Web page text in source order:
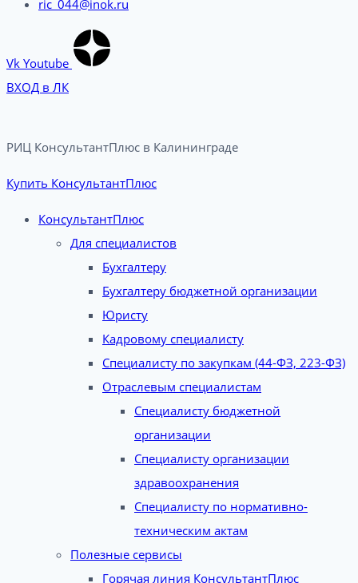
ric_044@inok.ru
Vk Youtube
ВХОД в ЛК
РИЦ КонсультантПлюс в Калининграде​
Купить КонсультантПлюс
КонсультантПлюс
Для специалистов
Бухгалтеру
Бухгалтеру бюджетной организации
Юристу
Кадровому специалисту
Специалисту по закупкам (44-ФЗ, 223-ФЗ)
Отраслевым специалистам
Специалисту бюджетной
организации
Специалисту организации
здравоохранения
Специалисту по нормативно-
техническим актам
Полезные сервисы
Горячая линия КонсультантПлюс